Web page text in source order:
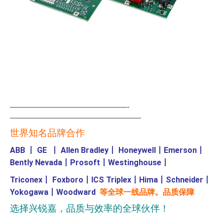
—————————————————-
———————————————————
世界知名品牌合作
ABB GE Allen Bradley Honeywell Emerson
Bently Nevada
Prosoft Westinghouse
Triconex
Foxboro ICS Triplex Hima Schneider
Yokogawa
Woodward 等全球一线品牌。品质保障
选择兴锐嘉，品质与效率的全球伙伴！